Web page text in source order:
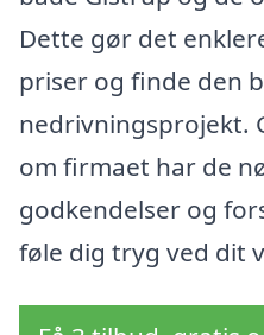
Dette gør det
priser og finde den
nedrivningsprojekt.
om firmaet har de
godkendelser og
føle dig tryg ved dit